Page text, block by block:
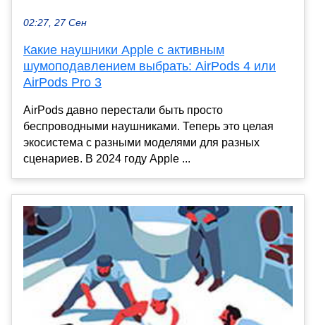
02:27, 27 Сен
Какие наушники Apple с активным
шумоподавлением выбрать: AirPods 4 или
AirPods Pro 3
AirPods давно перестали быть просто
беспроводными наушниками. Теперь это целая
экосистема с разными моделями для разных
сценариев. В 2024 году Apple ...